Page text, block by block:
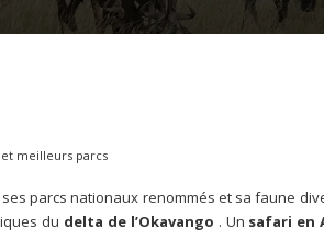
meilleurs parcs
ses parcs nationaux renommés et sa faune
du delta de l’Okavango . Un safari en